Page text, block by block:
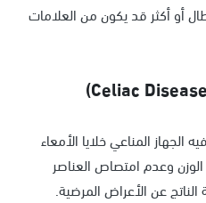
الوزن المفاجئ بنسبة 10 أرطال أو أكثر قد يكون من العلامات
المناعي خلايا الأمعاء
وعدم امتصاص العناصر
عن الأعراض المرضية.